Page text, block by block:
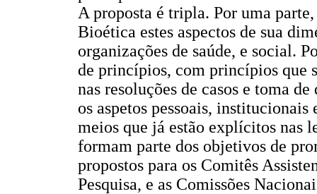
A proposta é tripla. Por uma
Bioética estes aspectos de sua
organizações de saúde, e social.
de princípios, com princípios que
nas resoluções de casos e toma
os aspetos pessoais,
meios que já estão explícitos nas
formam parte dos objetivos de
propostos para os Comitês
Pesquisa, e as Comissões